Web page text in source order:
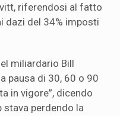
riferendosi al fatto
dazi del 34% imposti
miliardario Bill
pausa di 30, 60 o 90
in vigore”, dicendo
stava perdendo la